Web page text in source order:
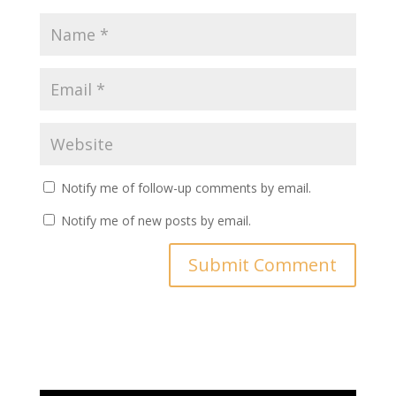
Notify me of follow-up comments by email.
Notify me of new posts by email.